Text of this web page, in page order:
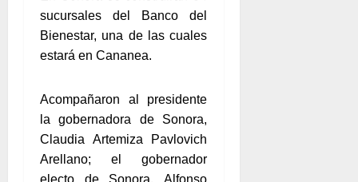
sucursales del Banco del
Bienestar, una de las cuales
estará en Cananea.
Acompañaron al presidente
la gobernadora de Sonora,
Claudia Artemiza Pavlovich
Arellano; el gobernador
electo de Sonora, Alfonso